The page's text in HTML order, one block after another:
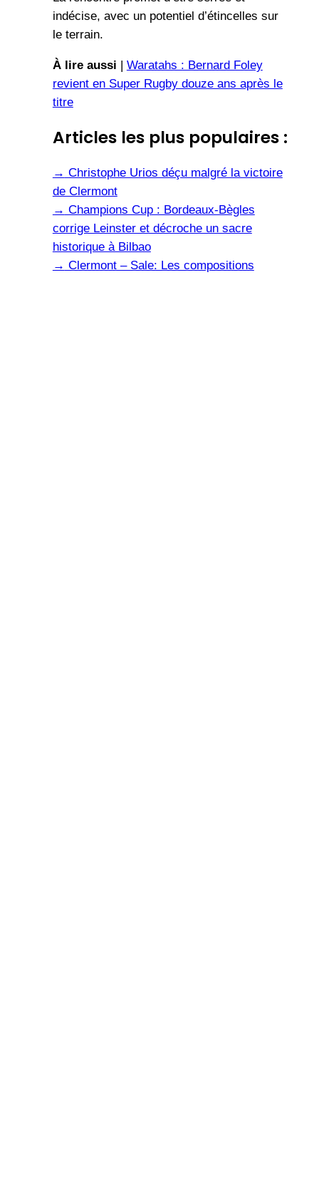
indécise, avec un potentiel d’étincelles sur
le terrain.
À lire aussi | Waratahs : Bernard Foley
revient en Super Rugby douze ans après le
titre
Articles les plus populaires :
→ Christophe Urios déçu malgré la victoire
de Clermont
→ Champions Cup : Bordeaux-Bègles
corrige Leinster et décroche un sacre
historique à Bilbao
→ Clermont – Sale: Les compositions